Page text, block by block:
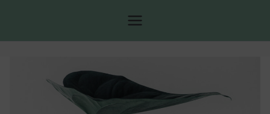
Olet hyvä